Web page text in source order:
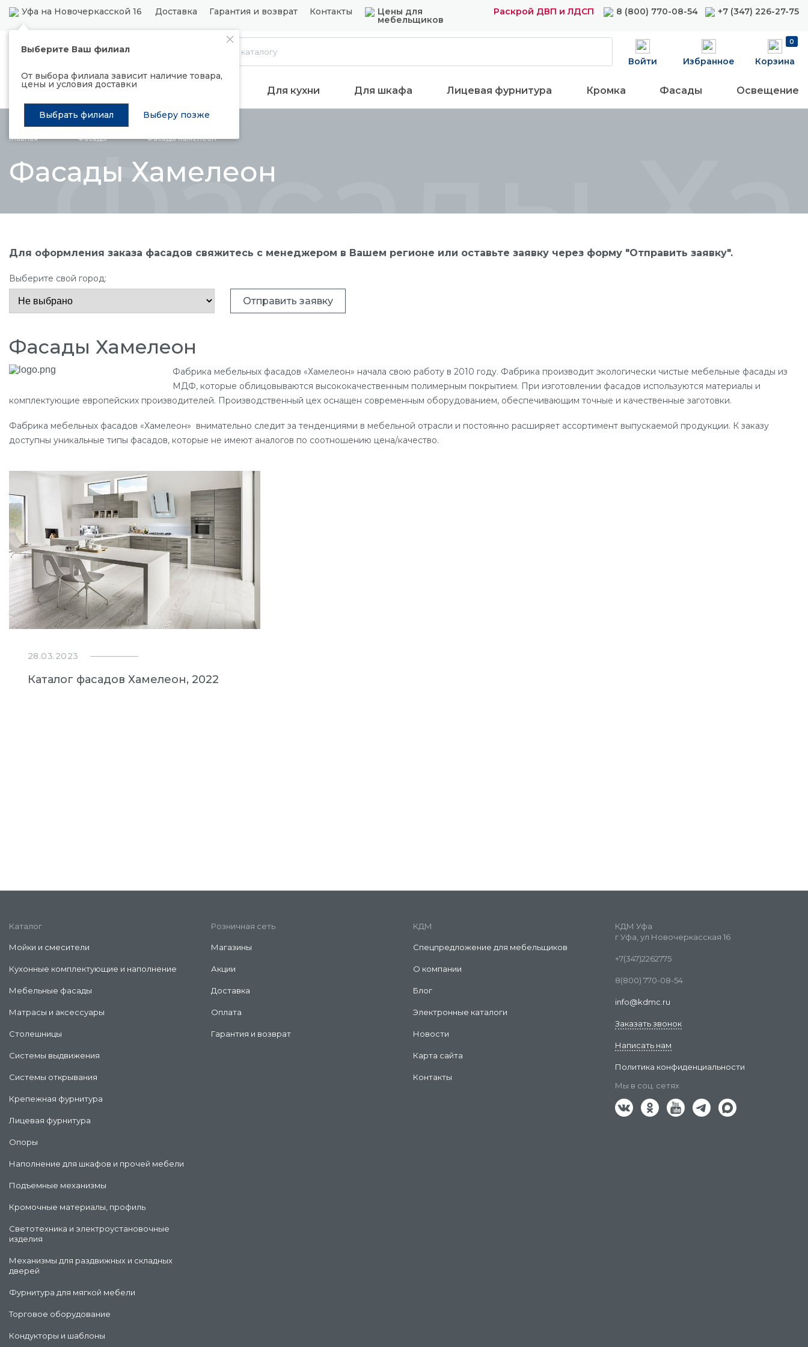
Уфа на Новочеркасской 16 Доставка Гарантия и возврат Контакты Цены для
мебельщиков
Раскрой ДВП и ЛДСП 8 (800) 770-08-54 +7 (347) 226-27-75
Выберите Ваш филиал
От выбора филиала зависит наличие товара,
цены и условия доставки
Выбрать филиал Выберу позже
Каталог
Войти Избранное
0
Корзина
Распродажа Подъемные механизмы Для кухни Для шкафа Лицевая фурнитура Кромка Фасады Освещение
Главная Фасады Фасады Хамелеон
Фасады Хамелеон
Фасады
Для оформления заказа фасадов свяжитесь с менеджером в Вашем регионе или оставьте заявку через форму "Отправить заявку".
Выберите свой город:
Отправить заявку
Фасады Хамелеон
Фабрика мебельных фасадов «Хамелеон» начала свою работу в 2010 году. Фабрика производит экологически чистые мебельные фасады из
МДФ, которые облицовываются высококачественным полимерным покрытием. При изготовлении фасадов используются материалы и
комплектующие европейских производителей. Производственный цех оснащен современным оборудованием, обеспечивающим точные и качественные заготовки.
Фабрика мебельных фасадов «Хамелеон» внимательно следит за тенденциями в мебельной отрасли и постоянно расширяет ассортимент выпускаемой продукции. К заказу
доступны уникальные типы фасадов, которые не имеют аналогов по соотношению цена/качество.
28.03.2023
Каталог фасадов Хамелеон, 2022
Каталог
Мойки и смесители
Кухонные комплектующие и наполнение
Мебельные фасады
Матрасы и аксессуары
Столешницы
Системы выдвижения
Системы открывания
Крепежная фурнитура
Лицевая фурнитура
Опоры
Наполнение для шкафов и прочей мебели
Подъемные механизмы
Кромочные материалы, профиль
Светотехника и электроустановочные
изделия
Механизмы для раздвижных и складных
дверей
Фурнитура для мягкой мебели
Торговое оборудование
Кондукторы и шаблоны
Розничная сеть
Магазины
Акции
Доставка
Оплата
Гарантия и возврат
КДМ
Спецпредложение для мебельщиков
О компании
Блог
Электронные каталоги
Новости
Карта сайта
Контакты
КДМ Уфа
г Уфа, ул Новочеркасская 16
+7(347)2262775
8(800) 770-08-54
info@kdmc.ru
Заказать звонок
Написать нам
Политика конфиденциальности
Мы в соц. сетях